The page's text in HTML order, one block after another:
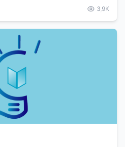
Licence (ECDL) en Europe,
3,9K